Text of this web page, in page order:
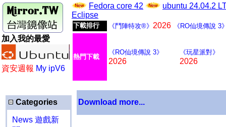
加入我的最愛
資安週報 My ipV6
Fedora core 42
ubuntu 24.04.2
Eclipse
下載排行 《鬥陣特攻®》 2026 《RO仙境傳說 3
熱門下載
《RO仙境傳說 3》
2026
《玩星派對》
2026
Categories
News 遊戲新
Download more...